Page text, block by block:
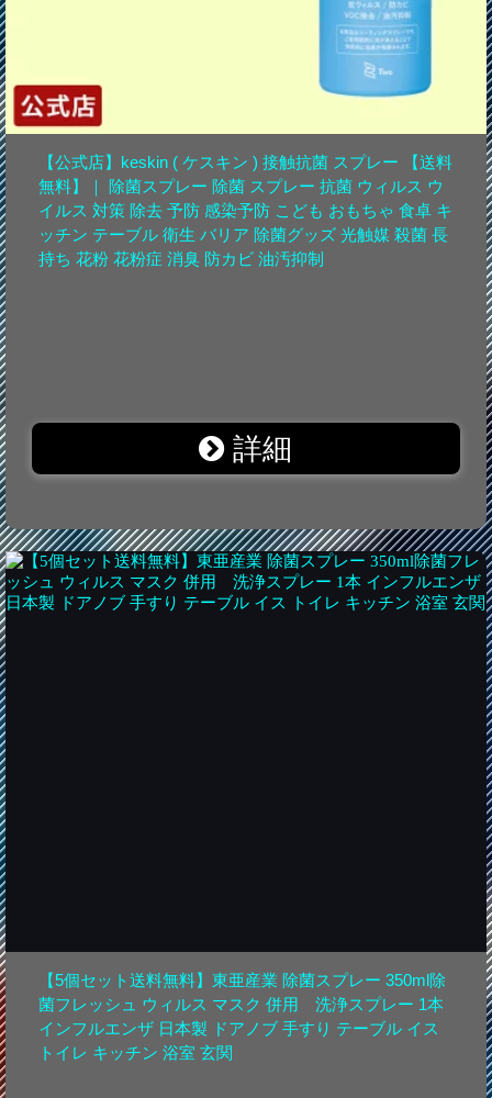
【公式店】keskin ( ケスキン ) 接触抗菌 スプレー 【送料
無料】｜ 除菌スプレー 除菌 スプレー 抗菌 ウィルス ウ
イルス 対策 除去 予防 感染予防 こども おもちゃ 食卓 キ
ッチン テーブル 衛生 バリア 除菌グッズ 光触媒 殺菌 長
持ち 花粉 花粉症 消臭 防カビ 油汚抑制
詳細
【5個セット送料無料】東亜産業 除菌スプレー 350ml除
菌フレッシュ ウィルス マスク 併用 洗浄スプレー 1本
インフルエンザ 日本製 ドアノブ 手すり テーブル イス
トイレ キッチン 浴室 玄関